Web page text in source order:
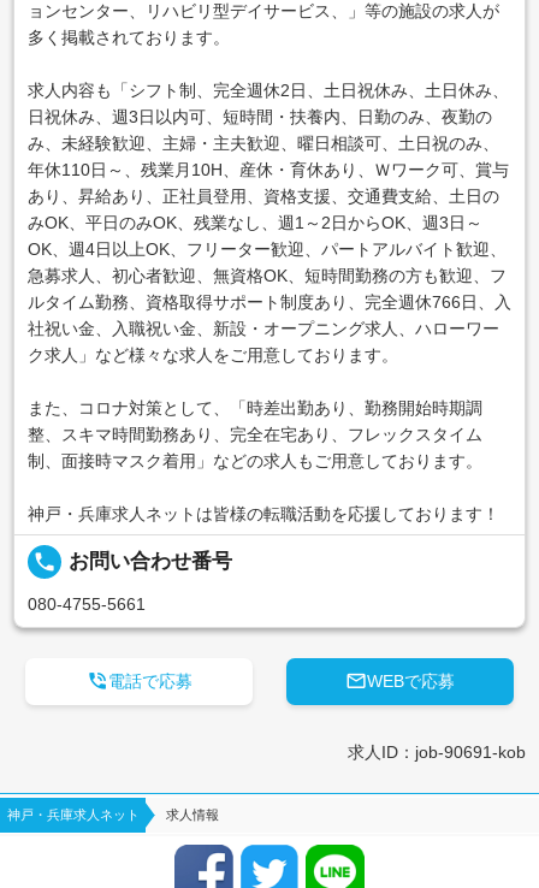
ョンセンター、リハビリ型デイサービス、」等の施設の求人が
多く掲載されております。
求人内容も「シフト制、完全週休2日、土日祝休み、土日休み、
日祝休み、週3日以内可、短時間・扶養内、日勤のみ、夜勤の
み、未経験歓迎、主婦・主夫歓迎、曜日相談可、土日祝のみ、
年休110日～、残業月10H、産休・育休あり、Ｗワーク可、賞与
あり、昇給あり、正社員登用、資格支援、交通費支給、土日の
みOK、平日のみOK、残業なし、週1～2日からOK、週3日～
OK、週4日以上OK、フリーター歓迎、パートアルバイト歓迎、
急募求人、初心者歓迎、無資格OK、短時間勤務の方も歓迎、フ
ルタイム勤務、資格取得サポート制度あり、完全週休766日、入
社祝い金、入職祝い金、新設・オープニング求人、ハローワー
ク求人」など様々な求人をご用意しております。
また、コロナ対策として、「時差出勤あり、勤務開始時期調
整、スキマ時間勤務あり、完全在宅あり、フレックスタイム
制、面接時マスク着用」などの求人もご用意しております。
神戸・兵庫求人ネットは皆様の転職活動を応援しております！
local_phone お問い合わせ番号
080-4755-5661
WEBで応募
電話で応募
求人ID：job-90691-kob
神戸・兵庫求人ネット 求人情報